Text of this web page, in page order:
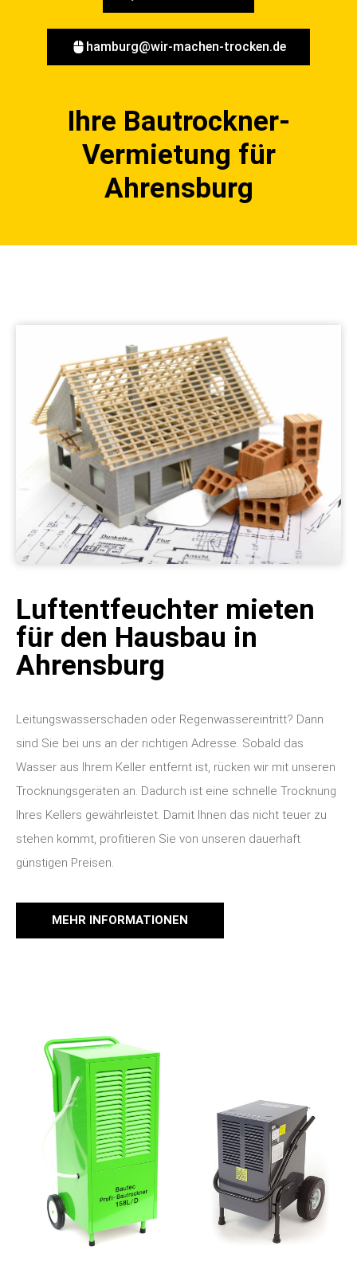
hamburg@wir-machen-trocken.de
Ihre Bautrockner-
Vermietung für
Ahrensburg
Luftentfeuchter mieten
für den Hausbau in
Ahrensburg
Leitungswasserschaden oder Regenwassereintritt? Dann
sind Sie bei uns an der richtigen Adresse. Sobald das
Wasser aus Ihrem Keller entfernt ist, rücken wir mit unseren
Trocknungsgeräten an. Dadurch ist eine schnelle Trocknung
Ihres Kellers gewährleistet. Damit Ihnen das nicht teuer zu
stehen kommt, profitieren Sie von unseren dauerhaft
günstigen Preisen.
MEHR INFORMATIONEN